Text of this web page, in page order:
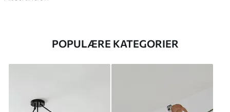
POPULÆRE KATEGORIER